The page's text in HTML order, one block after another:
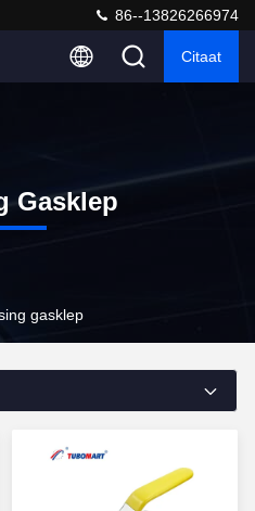
86--13826266974
Citaat
Gasklep
gasklep